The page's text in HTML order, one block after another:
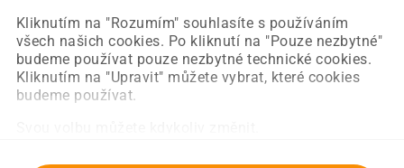
Kliknutím na "Rozumím" souhlasíte s používáním
všech našich cookies. Po kliknutí na "Pouze nezbytné"
budeme používat pouze nezbytné technické cookies.
Kliknutím na "Upravit" můžete vybrat, které cookies
budeme používat.
Obnovit stránku Úvodní strana